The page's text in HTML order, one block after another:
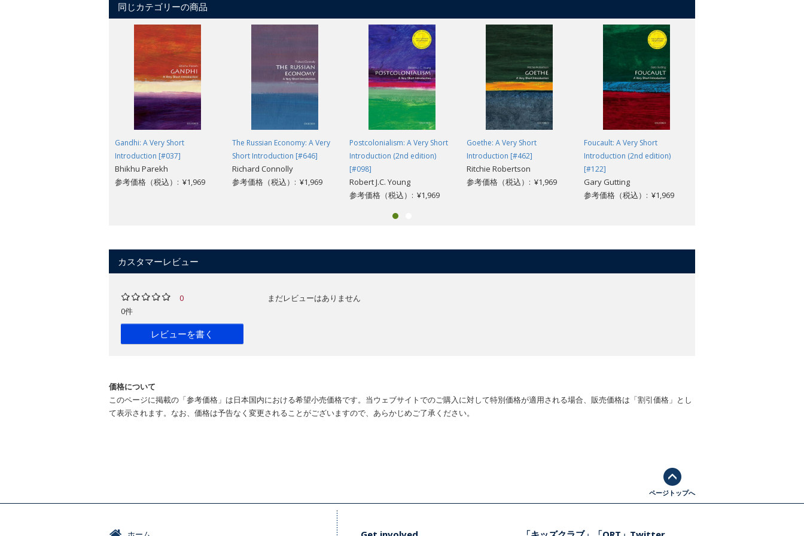
their homes on low-lying lands close to the sea are threatened. As scientific exploration of the seas gathers pace, the new knowledge gained of the
ocean-Earth systems and their interaction with the human environment is vital to our understanding of how we can preserve these ultimately fragile
environments.
同じカテゴリーの商品
Gandhi: A Very Short
Introduction [#037]
Bhikhu Parekh
参考価格（税込）: ¥1,969
The Russian Economy: A Very
Short Introduction [#646]
Richard Connolly
参考価格（税込）: ¥1,969
Postcolonialism: A Very Short
Introduction (2nd edition)
[#098]
Robert J.C. Young
参考価格（税込）: ¥1,969
Goethe: A Very Short
Introduction [#462]
Ritchie Robertson
参考価格（税込）: ¥1,969
Foucault: A Very Short
Introduction (2nd edition)
[#122]
Gary Gutting
参考価格（税込）: ¥1,969
カスタマーレビュー
0
0件
レビューを書く
まだレビューはありません
価格について
このページに掲載の「参考価格」は日本国内における希望小売価格です。当ウェブサイトでのご購入に対して特別価格が適用される場合、販売価格は「割引価格」とし
て表示されます。なお、価格は予告なく変更されることがございますので、あらかじめご了承ください。
ページトップへ